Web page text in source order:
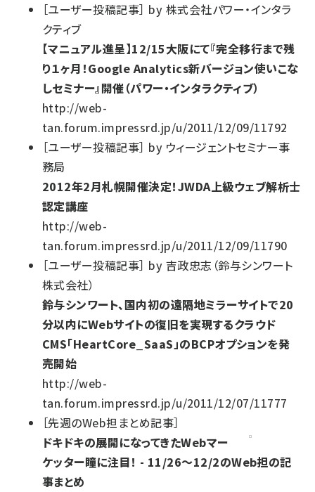
［ユーザー投稿記事］ by 株式会社パワー・インタラ
クティブ
【マニュアル進呈】12/15大阪にて『完全移行まで残
り１ヶ月！Google Analytics新バージョン使いこな
しセミナー』開催（パワー・インタラクティブ）
http://web-
tan.forum.impressrd.jp/u/2011/12/09/11792
［ユーザー投稿記事］ by ウィージェントセミナー事
務局
2012年2月札幌開催決定！JWDA上級ウェブ解析士
認定講座
http://web-
tan.forum.impressrd.jp/u/2011/12/09/11790
［ユーザー投稿記事］ by 吉政忠志（鈴与シンワート
株式会社）
鈴与シンワート、国内初の遠隔地ミラーサイトで20
分以内にWebサイトの復旧を実現するクラウド
CMS「HeartCore_SaaS」のBCPオプションを発
売開始
http://web-
tan.forum.impressrd.jp/u/2011/12/07/11777
［先週のWeb担まとめ記事］
ドキドキの展開になってきたWebマー
ケッター瞳に注目！ - 11/26～12/2のWeb担の記
事まとめ